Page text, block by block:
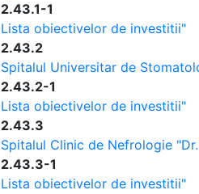
2.43.1-1
Lista obiectivelor de investitii"
2.43.2
Spitalul Universitar de
2.43.2-1
Lista obiectivelor de investitii"
2.43.3
Spitalul Clinic de Nefrologie
2.43.3-1
Lista obiectivelor de investitii"